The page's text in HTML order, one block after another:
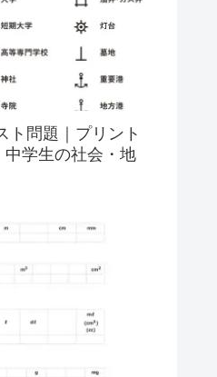
ト問題｜プリント
学生の社会・地